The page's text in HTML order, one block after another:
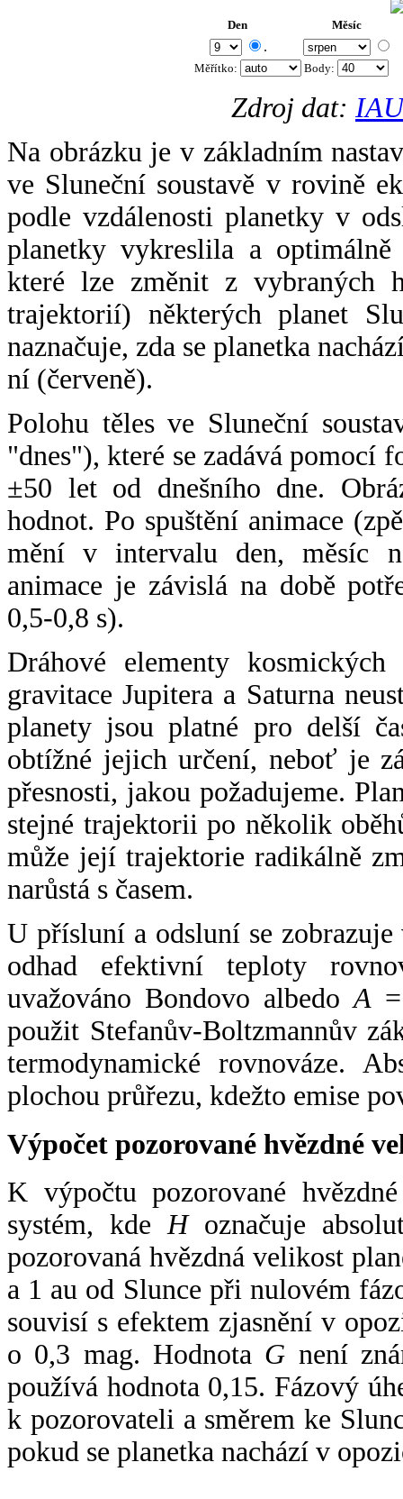
Den Měsíc
.
Měřítko: Body:
Zdroj dat:
Na obrázku je v základním
ve Sluneční soustavě v rovině
podle vzdálenosti planetky v
planetky vykreslila a
které lze změnit z vybraných
trajektorií) některých planet
naznačuje, zda se planetka
ní (červeně).
Polohu těles ve Sluneční
"dnes"), které se zadává pomocí
±50 let od dnešního dne.
hodnot. Po spuštění animace
mění v intervalu den, měsíc
animace je závislá na době
0,5-0,8 s).
Dráhové elementy
gravitace Jupitera a Saturna
planety jsou platné pro delší
obtížné jejich určení, neboť je
přesnosti, jakou požadujeme.
stejné trajektorii po několik
může její trajektorie radikálně
narůstá s časem.
U přísluní a odsluní se
odhad efektivní teploty
uvažováno Bondovo albedoA
použit Stefanův-Boltzmannův
termodynamické rovnováze.
plochou průřezu, kdežto emise
Výpočet pozorované hvězdné
K výpočtu pozorované
systém, kde Hoznačuje
pozorovaná hvězdná velikost
a 1 au od Slunce při nulovém
souvisí s efektem zjasnění v
o 0,3 mag. Hodnota G není
používá hodnota 0,15. Fázový
k pozorovateli a směrem ke
pokud se planetka nachází v